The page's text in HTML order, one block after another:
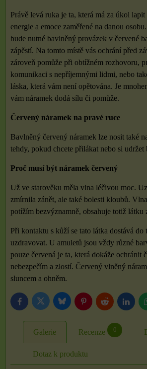
Právě levá ruka je ta, která má za úkol
energie a emoce zaměřené na danou
bude nutné bavlněný provázek v červené
zápěstí. Na tomto místě vás ochrání před
zároveň pomůže při obtížném rozhovoru,
komunikaci s nepříjemnými lidmi, nebo
láska, která vám není opětována. Je
vám náramek dodá sílu či pomůže.
Červený náramek na pravé ruce
Bavlněný červený náramek lze nosit také
tehdy, pokud chcete přilákat nebo si udržet
Proč musí být náramek červený
Už ve starověku měla vlna léčivou moc.
zmírnila zánět, ale také bolesti kloubů.
potížím bezvýznamně, obsahuje totiž látku
Při kontaktu s kůží se tato látka dostává do
uzdravovat. U amuletů jsou vždy různé
pouze červená je ta, která dokáže ochránit
nebezpečím a zlostí. Červený vlněný
sluncem a ohněm.
FacebookTwitter BlueskyPinterestReddit
Galerie Recenze 0
Dotaz k produktu